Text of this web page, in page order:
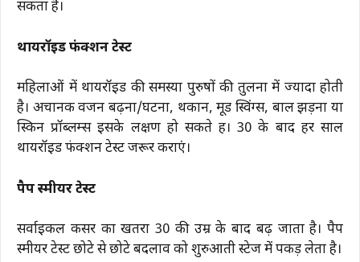
सकता है।
थायरॉइड फंक्शन टेस्ट
महिलाओं में थायरॉइड की समस्या पुरुषों की तुलना में ज्यादा होती
है। अचानक वजन बढ़ना/घटना, थकान, मूड स्विंग्स, बाल झड़ना या
स्किन प्रॉब्लम्स इसके लक्षण हो सकते हैं। 30 के बाद हर साल
थायरॉइड फंक्शन टेस्ट जरूर कराएं।
पैप स्मीयर टेस्ट
सर्वाइकल कैंसर का खतरा 30 की उम्र के बाद बढ़ जाता है। पैप
स्मीयर टेस्ट छोटे से छोटे बदलाव को शुरुआती स्टेज में पकड़ लेता है।